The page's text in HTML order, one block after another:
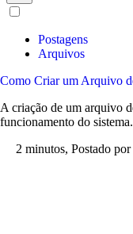
Postagens
Arquivos
Como Criar um Arquivo
A criação de um arquivo
funcionamento do sistema.
2 minutos, Postado por